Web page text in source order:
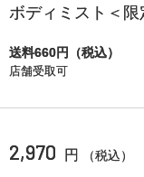
ボディミスト＜限
送料660円（税込）
店舗受取可
2,970 円 （税込）